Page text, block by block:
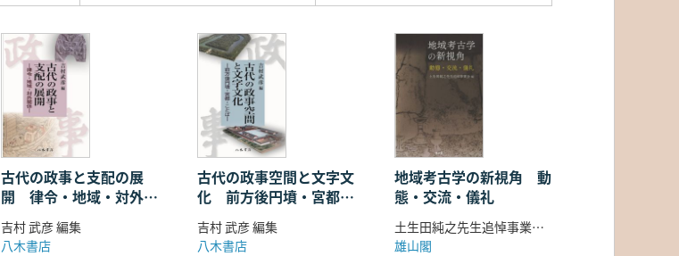
古代の政事と支配の展
開 律令・地域・対外関
係
吉村 武彦 編集
八木書店
古代の政事空間と文字文
化 前方後円墳・宮都・
ことば
吉村 武彦 編集
八木書店
地域考古学の新視角 動
態・交流・儀礼
土生田純之先生追悼事業会 編
雄山閣